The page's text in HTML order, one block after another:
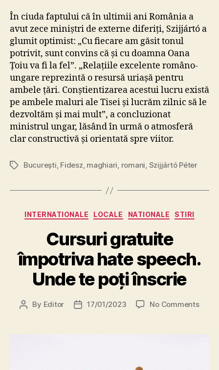
În ciuda faptului că în ultimii ani România a
avut zece miniștri de externe diferiți, Szijjártó a
glumit optimist: „Cu fiecare am găsit tonul
potrivit, sunt convins că și cu doamna Oana
Țoiu va fi la fel”. „Relațiile excelente româno-
ungare reprezintă o resursă uriașă pentru
ambele țări. Conștientizarea acestui lucru există
pe ambele maluri ale Tisei și lucrăm zilnic să le
dezvoltăm și mai mult”, a concluzionat
ministrul ungar, lăsând în urmă o atmosferă
clar constructivă și orientată spre viitor.
TagsBucurești, Fidesz, maghiari, romani, Szijjártó Péter
Categories
INTERNATIONALE LOCALE NATIONALE STIRI
Cursuri gratuite
împotriva hate speech.
Unde te poți înscrie
Post
By Editor
Post17/01/2023 No Commentson